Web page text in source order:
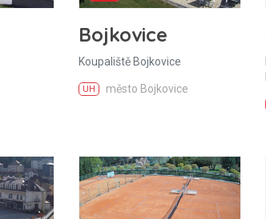
Bojkovice
Koupaliště Bojkovice
UH město Bojkovice